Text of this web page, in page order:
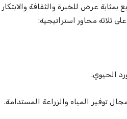
تونس بمساحة 300 متر مربع بمثابة عرض للخبرة
ثلاثة محاور استراتيجية:
الحيوي.
توفير المياه والزراعة المستدامة.